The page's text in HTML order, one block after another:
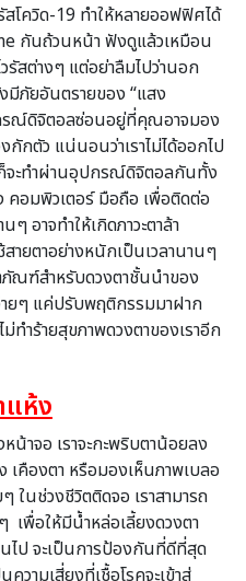
สโควิด-19 ทำให้หลายออฟฟิศได้
กันถ้วนหน้า ฟังดูแล้วเหมือน
รัสต่างๆ แต่อย่าลืมไปว่านอก
มีภัยอันตรายของ “แสง
ณ์ดิจิตอลซ่อนอยู่ที่คุณอาจมอง
กักตัว แน่นอนว่าเราไม่ได้ออกไป
จะทำผ่านอุปกรณ์ดิจิตอลกันทั้ง
คอมพิวเตอร์ มือถือ เพื่อติดต่อ
อาจทำให้เกิดภาวะตาล้า
ยตาอย่างหนักเป็นเวลานานๆ
ณฑ์สำหรับดวงตาชั้นนำของ
ยๆ แค่ปรับพฤติกรรมมาฝาก
ทำร้ายสุขภาพดวงตาของเราอีก
แห้ง
หน้าจอ เราจะกะพริบตาน้อยลง
เคืองตา หรือมองเห็นภาพเบลอ
ในช่วงชีวิตติดจอ เราสามารถ
เพื่อให้มีน้ำหล่อเลี้ยงดวงตา
ไป จะเป็นการป้องกันที่ดีที่สุด
วามเสี่ยงที่เชื้อโรคจะเข้าสู่